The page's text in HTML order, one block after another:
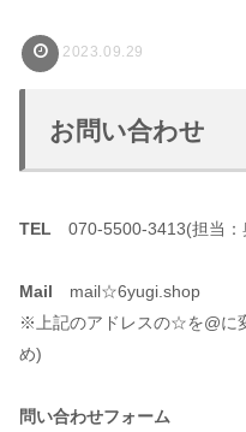
2023.09.29
お問い合わせ
TEL 070-5500-3413(担当：
Mail mail☆6yugi.shop
※上記のアドレスの☆を@に
め)
問い合わせフォーム